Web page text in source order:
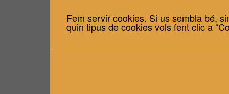
Fem servir cookies. Si us sembla bé,
quin tipus de cookies vols fent clic a